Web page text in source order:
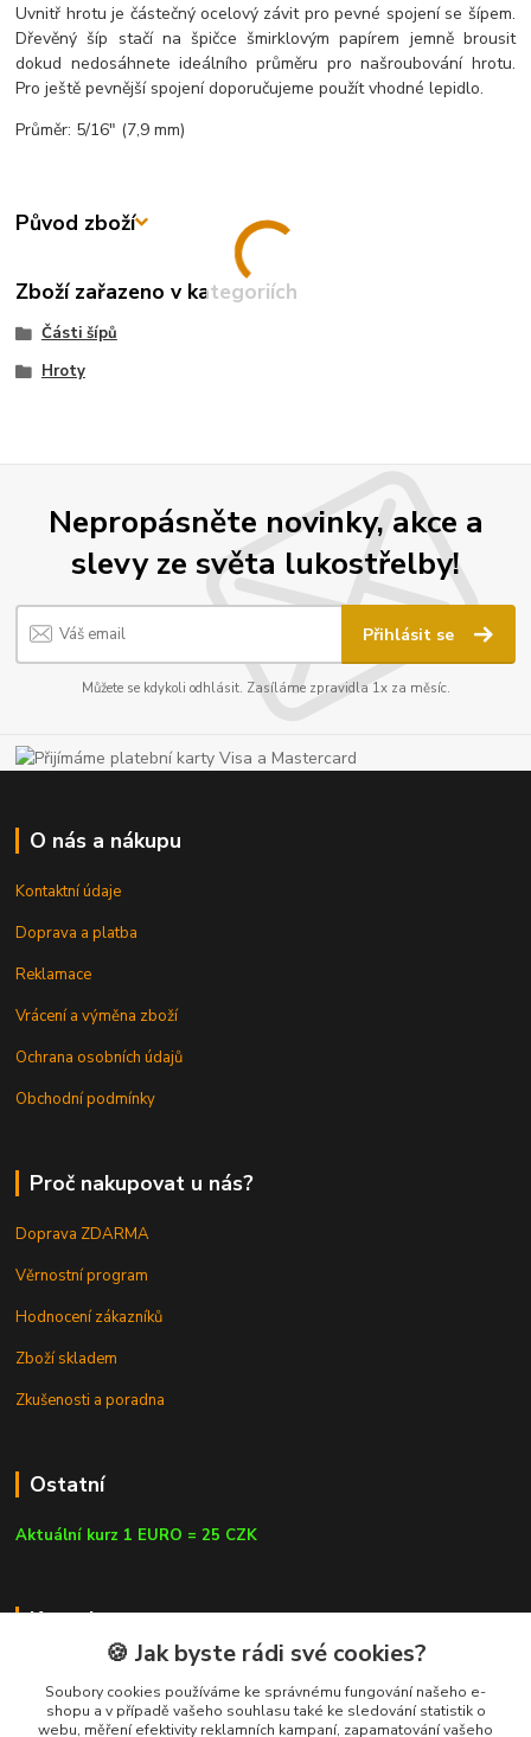
Uvnitř hrotu je částečný ocelový závit pro pevné spojení se šípem.
Dřevěný šíp stačí na špičce šmirklovým papírem jemně brousit
dokud nedosáhnete ideálního průměru pro našroubování hrotu.
Pro ještě pevnější spojení doporučujeme použít vhodné lepidlo.
Průměr: 5/16" (7,9 mm)
Původ zboží
Zboží zařazeno v kategoriích
Části šípů
Hroty
Nepropásněte novinky, akce a
slevy ze světa lukostřelby!
Přihlásit se
Můžete se kdykoli odhlásit. Zasíláme zpravidla 1x za měsíc.
O nás a nákupu
Kontaktní údaje
Doprava a platba
Reklamace
Vrácení a výměna zboží
Ochrana osobních údajů
Obchodní podmínky
Proč nakupovat u nás?
Doprava ZDARMA
Věrnostní program
Hodnocení zákazníků
Zboží skladem
Zkušenosti a poradna
Ostatní
Aktuální kurz 1 EURO = 25 CZK
Kontakty
🍪 Jak byste rádi své cookies?
Soubory cookies používáme ke správnému fungování našeho e-
shopu a v případě vašeho souhlasu také ke sledování statistik o
webu, měření efektivity reklamních kampaní, zapamatování vašeho